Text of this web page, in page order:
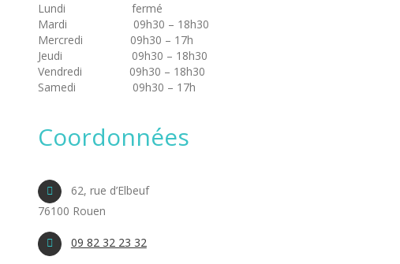
Lundi fermé
Mardi 09h30 – 18h30
Mercredi 09h30 – 17h
Jeudi 09h30 – 18h30
Vendredi 09h30 – 18h30
Samedi 09h30 – 17h
Coordonnées
62, rue d’Elbeuf
76100 Rouen
09 82 32 23 32